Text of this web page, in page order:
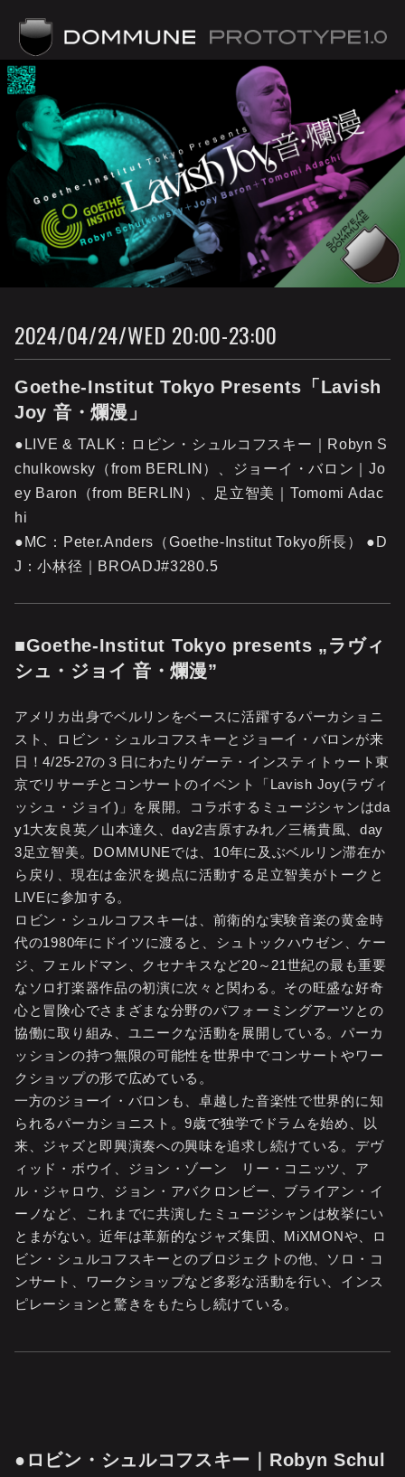
2024/04/24/WED 20:00-23:00
Goethe-Institut Tokyo Presents「Lavish
Joy 音・爛漫」
●LIVE & TALK：ロビン・シュルコフスキー｜Robyn S
chulkowsky（from BERLIN）、ジョーイ・バロン｜Jo
ey Baron（from BERLIN）、足立智美｜Tomomi Adac
hi
●MC：Peter.Anders（Goethe-Institut Tokyo所長） ●D
J：小林径｜BROADJ#3280.5
■Goethe-Institut Tokyo presents „ラヴィ
シュ・ジョイ 音・爛漫”
アメリカ出身でベルリンをベースに活躍するパーカショニ
スト、ロビン・シュルコフスキーとジョーイ・バロンが来
日！4/25-27の３日にわたりゲーテ・インスティトゥート東
京でリサーチとコンサートのイベント「Lavish Joy(ラヴィ
ッシュ・ジョイ)」を展開。コラボするミュージシャンはda
y1大友良英／山本達久、day2吉原すみれ／三橋貴風、day
3足立智美。DOMMUNEでは、10年に及ぶベルリン滞在か
ら戻り、現在は金沢を拠点に活動する足立智美がトークと
LIVEに参加する。
ロビン・シュルコフスキーは、前衛的な実験音楽の黄金時
代の1980年にドイツに渡ると、シュトックハウゼン、ケー
ジ、フェルドマン、クセナキスなど20～21世紀の最も重要
なソロ打楽器作品の初演に次々と関わる。その旺盛な好奇
心と冒険心でさまざまな分野のパフォーミングアーツとの
協働に取り組み、ユニークな活動を展開している。パーカ
ッションの持つ無限の可能性を世界中でコンサートやワー
クショップの形で広めている。
一方のジョーイ・バロンも、卓越した音楽性で世界的に知
られるパーカショニスト。9歳で独学でドラムを始め、以
来、ジャズと即興演奏への興味を追求し続けている。デヴ
ィッド・ボウイ、ジョン・ゾーン リー・コニッツ、ア
ル・ジャロウ、ジョン・アバクロンビー、ブライアン・イ
ーノなど、これまでに共演したミュージシャンは枚挙にい
とまがない。近年は革新的なジャズ集団、MiXMONや、ロ
ビン・シュルコフスキーとのプロジェクトの他、ソロ・コ
ンサート、ワークショップなど多彩な活動を行い、インス
ピレーションと驚きをもたらし続けている。
●ロビン・シュルコフスキー｜Robyn Schul